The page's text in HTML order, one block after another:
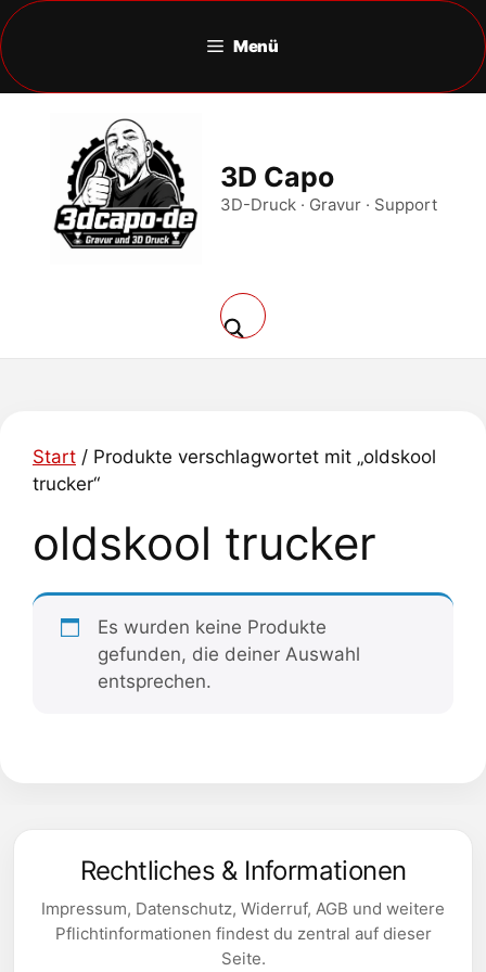
Zum
Inhalt
springen
Menü
3D Capo
3D-Druck · Gravur · Support
Start / Produkte verschlagwortet mit „oldskool
trucker“
oldskool trucker
Es wurden keine Produkte
gefunden, die deiner Auswahl
entsprechen.
Rechtliches & Informationen
Impressum, Datenschutz, Widerruf, AGB und weitere
Pflichtinformationen findest du zentral auf dieser
Seite.